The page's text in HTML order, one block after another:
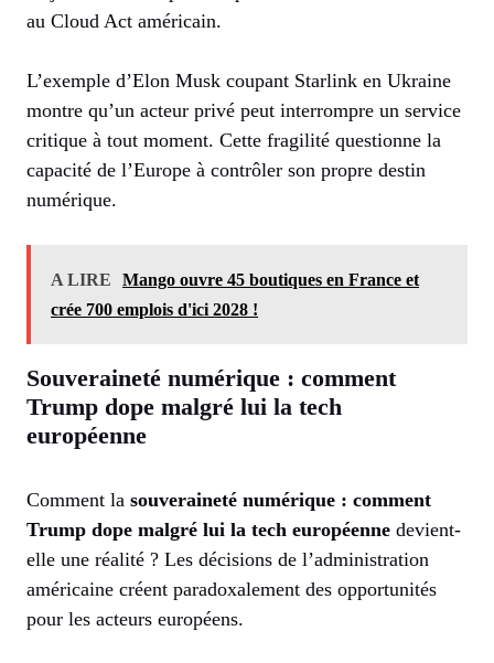
au Cloud Act américain.
L’exemple d’Elon Musk coupant Starlink en Ukraine
montre qu’un acteur privé peut interrompre un service
critique à tout moment. Cette fragilité questionne la
capacité de l’Europe à contrôler son propre destin
numérique.
A LIRE
Mango ouvre 45 boutiques en France et
crée 700 emplois d'ici 2028 !
Souveraineté numérique : comment
Trump dope malgré lui la tech
européenne
Comment la souveraineté numérique : comment
Trump dope malgré lui la tech européenne devient-
elle une réalité ? Les décisions de l’administration
américaine créent paradoxalement des opportunités
pour les acteurs européens.